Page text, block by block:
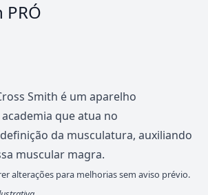
PRÓ
Smith é um aparelho
que atua no
da musculatura, auxiliando
muscular magra.
alterações para melhorias sem aviso prévio.